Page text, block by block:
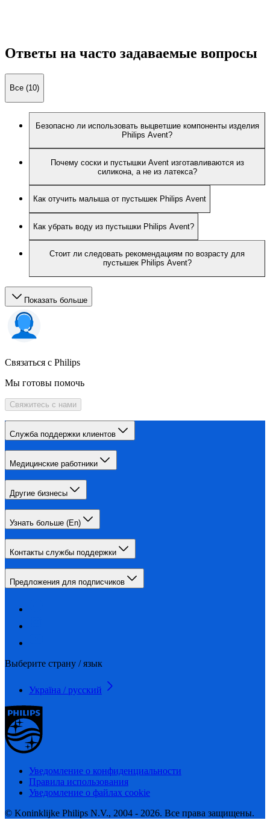
Ответы на часто задаваемые вопросы
Все (10)
Безопасно ли использовать выцветшие компоненты изделия
Philips Avent?
Почему соски и пустышки Avent изготавливаются из
силикона, а не из латекса?
Как отучить малыша от пустышек Philips Avent
Как убрать воду из пустышки Philips Avent?
Стоит ли следовать рекомендациям по возрасту для
пустышек Philips Avent?
Показать больше
Связаться с Philips
Мы готовы помочь
Свяжитесь с нами
Служба поддержки клиентов
Медицинские работники
Другие бизнесы
Узнать больше (En)
Контакты службы поддержки
Предложения для подписчиков
Выберите страну / язык
Україна / русский
Уведомление о конфиденциальности
Правила использования
Уведомление о файлах cookie
© Koninklijke Philips N.V., 2004 - 2026. Все права защищены.